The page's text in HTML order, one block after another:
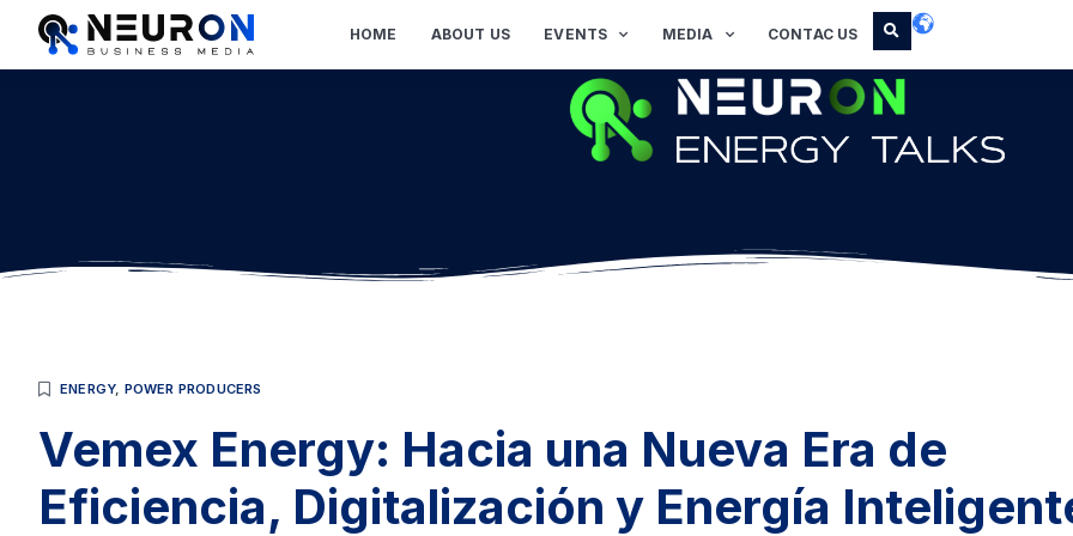
HOME ABOUT US EVENTS MEDIA CONTAC US
ENERGY, POWER PRODUCERS
Vemex Energy: Hacia una Nueva Era de
Eficiencia, Digitalización y Energía